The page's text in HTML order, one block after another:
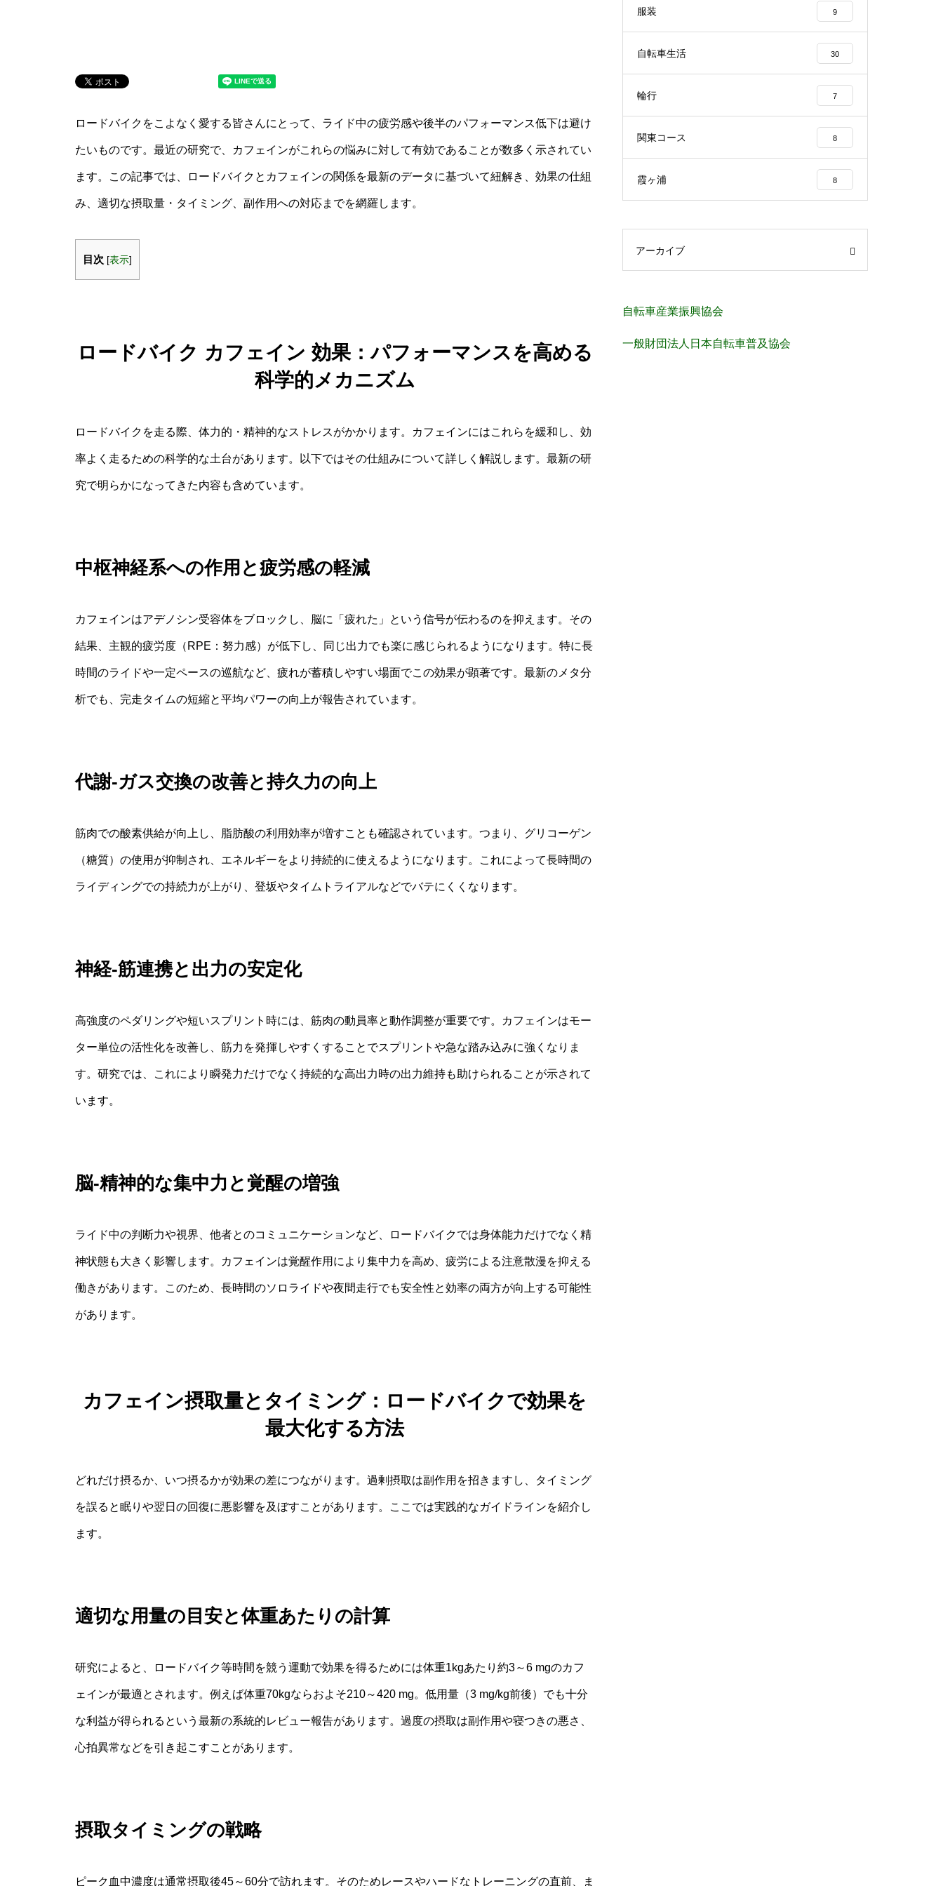
ロードバイクをこよなく愛する皆さんにとって、ライド中の疲労感や後半のパフォーマンス低下は避け
たいものです。最近の研究で、カフェインがこれらの悩みに対して有効であることが数多く示されてい
ます。この記事では、ロードバイクとカフェインの関係を最新のデータに基づいて紐解き、効果の仕組
み、適切な摂取量・タイミング、副作用への対応までを網羅します。
目次 [表示]
ロードバイク カフェイン 効果：パフォーマンスを高める
科学的メカニズム
ロードバイクを走る際、体力的・精神的なストレスがかかります。カフェインにはこれらを緩和し、効
率よく走るための科学的な土台があります。以下ではその仕組みについて詳しく解説します。最新の研
究で明らかになってきた内容も含めています。
中枢神経系への作用と疲労感の軽減
カフェインはアデノシン受容体をブロックし、脳に「疲れた」という信号が伝わるのを抑えます。その
結果、主観的疲労度（RPE：努力感）が低下し、同じ出力でも楽に感じられるようになります。特に長
時間のライドや一定ペースの巡航など、疲れが蓄積しやすい場面でこの効果が顕著です。最新のメタ分
析でも、完走タイムの短縮と平均パワーの向上が報告されています。
代謝‐ガス交換の改善と持久力の向上
筋肉での酸素供給が向上し、脂肪酸の利用効率が増すことも確認されています。つまり、グリコーゲン
（糖質）の使用が抑制され、エネルギーをより持続的に使えるようになります。これによって長時間の
ライディングでの持続力が上がり、登坂やタイムトライアルなどでバテにくくなります。
神経‐筋連携と出力の安定化
高強度のペダリングや短いスプリント時には、筋肉の動員率と動作調整が重要です。カフェインはモー
ター単位の活性化を改善し、筋力を発揮しやすくすることでスプリントや急な踏み込みに強くなりま
す。研究では、これにより瞬発力だけでなく持続的な高出力時の出力維持も助けられることが示されて
います。
脳‐精神的な集中力と覚醒の増強
ライド中の判断力や視界、他者とのコミュニケーションなど、ロードバイクでは身体能力だけでなく精
神状態も大きく影響します。カフェインは覚醒作用により集中力を高め、疲労による注意散漫を抑える
働きがあります。このため、長時間のソロライドや夜間走行でも安全性と効率の両方が向上する可能性
があります。
カフェイン摂取量とタイミング：ロードバイクで効果を
最大化する方法
どれだけ摂るか、いつ摂るかが効果の差につながります。過剰摂取は副作用を招きますし、タイミング
を誤ると眠りや翌日の回復に悪影響を及ぼすことがあります。ここでは実践的なガイドラインを紹介し
ます。
適切な用量の目安と体重あたりの計算
研究によると、ロードバイク等時間を競う運動で効果を得るためには体重1kgあたり約3～6 mgのカフ
ェインが最適とされます。例えば体重70kgならおよそ210～420 mg。低用量（3 mg/kg前後）でも十分
な利益が得られるという最新の系統的レビュー報告があります。過度の摂取は副作用や寝つきの悪さ、
心拍異常などを引き起こすことがあります。
摂取タイミングの戦略
ピーク血中濃度は通常摂取後45～60分で訪れます。そのためレースやハードなトレーニングの直前、ま
服装 9
自転車生活 30
輪行 7
関東コース 8
霞ヶ浦 8
アーカイブ
自転車産業振興協会
一般財団法人日本自転車普及協会